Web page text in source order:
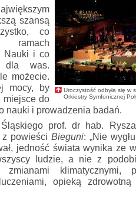
Uroczystość odbyła się w
Orkiestry Symfonicznej
szansą
co
Nauki i co
dla was.
możecie.
mocy, by
miejsce do
nauki i prowadzenia badań.
prof. dr hab.
z powieści Bieguni: „Nie
jedność świata wynika ze
ludzie, a nie z
klimatycznymi,
opieką